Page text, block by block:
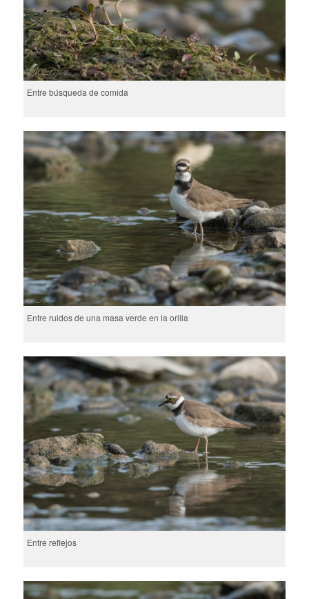
Entre búsqueda de comida
Entre ruidos de una masa verde en la orilla
Entre reflejos